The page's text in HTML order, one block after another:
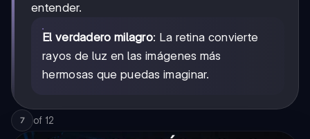
entender.
El verdadero milagro: La retina convierte
rayos de luz en las imágenes más
hermosas que puedas imaginar.
7 of 12